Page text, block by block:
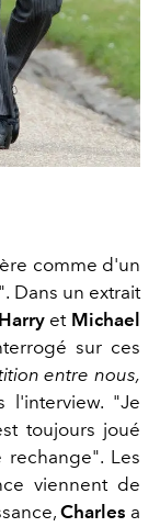
comme d'un
Dans un extrait
Harryet Michael
sur ces
entre nous,
l'interview. "Je
toujours joué
Les
viennent de
Charles a